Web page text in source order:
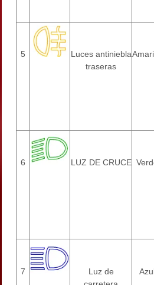
5
Luces antiniebla
traseras
6 LUZ DE CRUCE
7
Luz de